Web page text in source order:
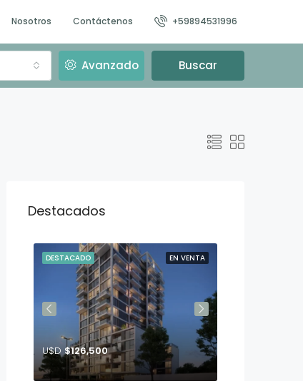
Nosotros Contáctenos +59894531996
Avanzado Buscar
Destacados
EN VENTA
DESTACADO
U$D $126,500